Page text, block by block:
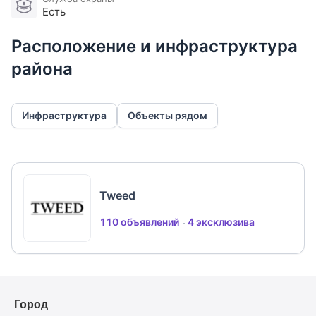
Есть
Расположение и инфраструктура
района
Инфраструктура Объекты рядом
Tweed
110 объявлений 4 эксклюзива
Город